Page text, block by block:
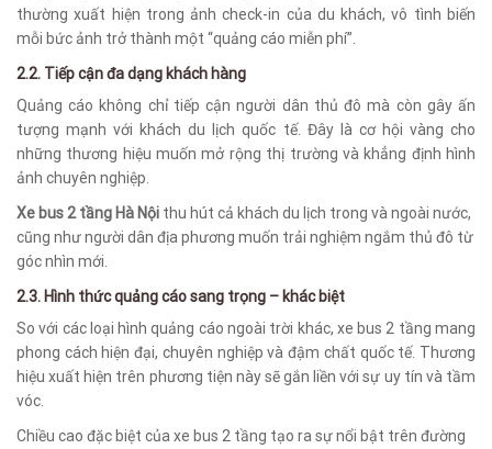
thường xuất hiện trong ảnh check-in của du khách, vô tình biến
mỗi bức ảnh trở thành một “quảng cáo miễn phí”.
2.2. Tiếp cận đa dạng khách hàng
Quảng cáo không chỉ tiếp cận người dân thủ đô mà còn gây ấn
tượng mạnh với khách du lịch quốc tế. Đây là cơ hội vàng cho
những thương hiệu muốn mở rộng thị trường và khẳng định hình
ảnh chuyên nghiệp.
Xe bus 2 tầng Hà Nội thu hút cả khách du lịch trong và ngoài nước,
cũng như người dân địa phương muốn trải nghiệm ngắm thủ đô từ
góc nhìn mới.
2.3. Hình thức quảng cáo sang trọng – khác biệt
So với các loại hình quảng cáo ngoài trời khác, xe bus 2 tầng mang
phong cách hiện đại, chuyên nghiệp và đậm chất quốc tế. Thương
hiệu xuất hiện trên phương tiện này sẽ gắn liền với sự uy tín và tầm
vóc.
Chiều cao đặc biệt của xe bus 2 tầng tạo ra sự nổi bật trên đường